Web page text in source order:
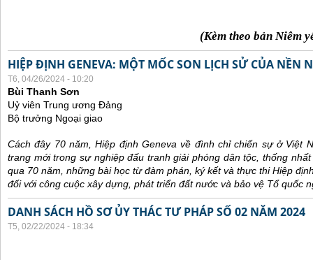
(Kèm theo bản Niêm
HIỆP ĐỊNH GENEVA: MỘT MỐC SON LỊCH SỬ CỦA NỀN
T6, 04/26/2024 - 10:20
Bùi Thanh Sơn
Uỷ viên Trung ương Đảng
Bộ trưởng Ngoại giao
Cách đây 70 năm, Hiệp định Geneva về đình chỉ chiến sự ở Việt
trang mới trong sự nghiệp đấu tranh giải phóng dân tộc, thống
qua 70 năm, những bài học từ đàm phán, ký kết và thực thi Hiệp
đối với công cuộc xây dựng, phát triển đất nước và bảo vệ Tổ quốc
DANH SÁCH HỒ SƠ ỦY THÁC TƯ PHÁP SỐ 02 NĂM 2024
T5, 02/22/2024 - 18:34